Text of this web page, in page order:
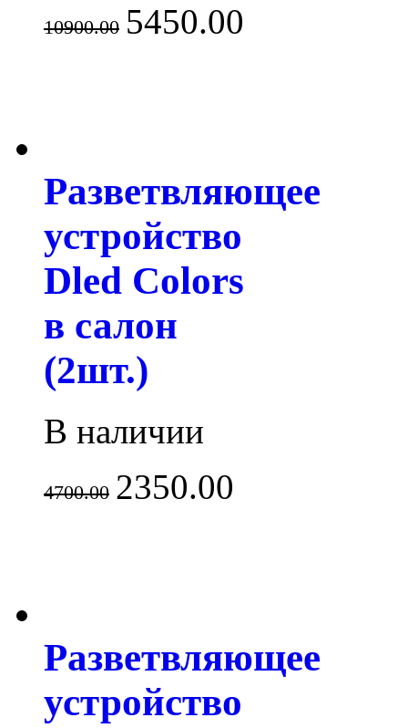
10900.00 5450.00
Разветвляющее
устройство
Dled Colors
в салон
(2шт.)
В наличии
4700.00 2350.00
Разветвляющее
устройство